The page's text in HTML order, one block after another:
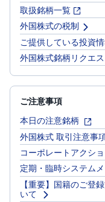
取扱銘柄一覧
外国株式の税制
ご提供している投資
外国株式銘柄リクエス
ご注意事項
本日の注意銘柄
外国株式 取引注意事
コーポレートアクシ
定期・臨時システム
【重要】国籍のご登
いて